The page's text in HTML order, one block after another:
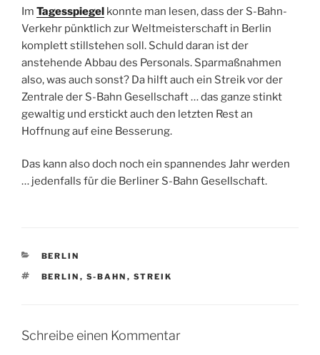
Im Tagesspiegel konnte man lesen, dass der S-Bahn-
Verkehr pünktlich zur Weltmeisterschaft in Berlin
komplett stillstehen soll. Schuld daran ist der
anstehende Abbau des Personals. Sparmaßnahmen
also, was auch sonst? Da hilft auch ein Streik vor der
Zentrale der S-Bahn Gesellschaft … das ganze stinkt
gewaltig und erstickt auch den letzten Rest an
Hoffnung auf eine Besserung.
Das kann also doch noch ein spannendes Jahr werden
… jedenfalls für die Berliner S-Bahn Gesellschaft.
KATEGORIEN
BERLIN
SCHLAGWÖRTER
BERLIN , S-BAHN , STREIK
Schreibe einen Kommentar